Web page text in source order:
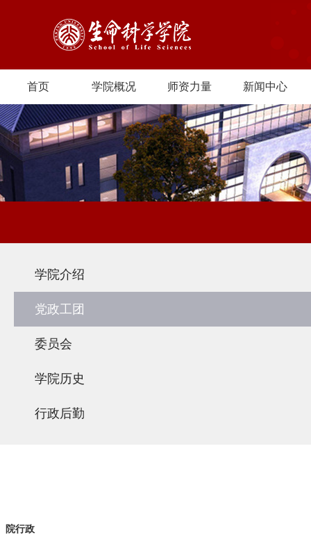
首页 学院概况 师资力量 新闻中心
学院介绍
党政工团
委员会
学院历史
行政后勤
院行政